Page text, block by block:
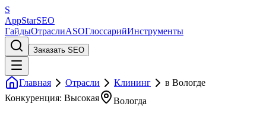
S
AppStarSEO
ГайдыОтраслиASOГлоссарийИнструменты
Заказать SEO
Главная Отрасли Клининг
в Вологде
Конкуренция: Высокая
Вологда